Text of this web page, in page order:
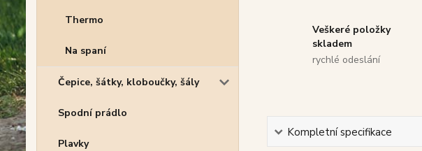
Thermo
Na spaní
Čepice, šátky, kloboučky, šály
Spodní prádlo
Plavky
Veškeré položky
skladem
rychlé odeslání
Kompletní specifikace